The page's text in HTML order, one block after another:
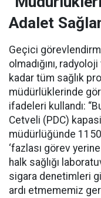
Adalet
Geçici
olmadığını,
kadar tüm sağlık
müdürlüklerinde
ifadeleri kullandı:
Cetveli (PDC)
müdürlüğünde 1150
‘fazlası görev
halk sağlığı
sigara denetimleri
ardı etmememiz